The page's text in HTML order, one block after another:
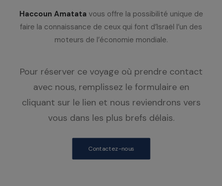
Haccoun Amatata vous offre la possibilité unique de
faire la connaissance de ceux qui font d’Israël l’un des
moteurs de l’économie mondiale.
Pour réserver ce voyage où prendre contact
avec nous, remplissez le formulaire en
cliquant sur le lien et nous reviendrons vers
vous dans les plus brefs délais.
Contactez-nous